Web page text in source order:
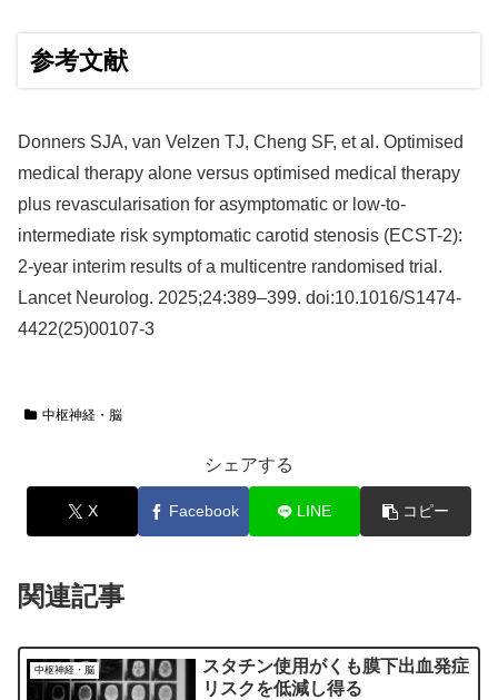
参考文献
Donners SJA, van Velzen TJ, Cheng SF, et al. Optimised
medical therapy alone versus optimised medical therapy
plus revascularisation for asymptomatic or low-to-
intermediate risk symptomatic carotid stenosis (ECST-2):
2-year interim results of a multicentre randomised trial.
Lancet Neurolog. 2025;24:389–399. doi:10.1016/S1474-
4422(25)00107-3
中枢神経・脳
シェアする
X Facebook LINE コピー
関連記事
中枢神経・脳
スタチン使用がくも膜下出血発症
リスクを低減し得る